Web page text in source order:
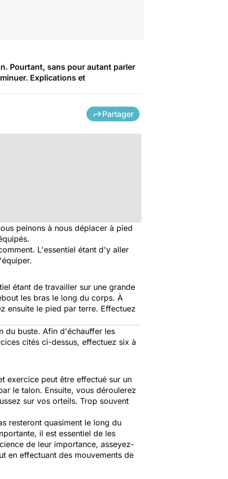
Pourtant, sans pour autant parler
Explications et
Partager
peinons à nous déplacer à pied
L'essentiel étant d'y aller
étant de travailler sur une grande
les bras le long du corps. À
ensuite le pied par terre. Effectuez
du buste. Afin d'échauffer les
cités ci-dessus, effectuez six à
exercice peut être effectué sur un
le talon. Ensuite, vous déroulerez
sur vos orteils. Trop souvent
resteront quasiment le long du
il est essentiel de les
de leur importance, asseyez-
en effectuant des mouvements de